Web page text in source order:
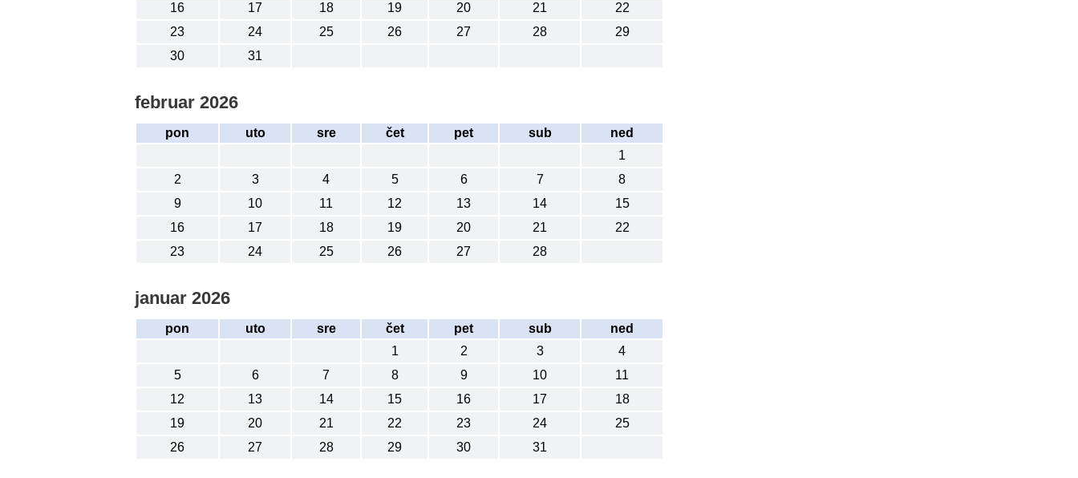
16
17 18 19 20 21
22
23
24 25 26 27 28
29
30
31
februar 2026
pon uto sre čet pet sub
ned
1
2
3 4 5 6 7
8
9
10 11 12 13 14
15
16
17 18 19 20 21
22
23
24 25 26 27 28
januar 2026
pon uto sre čet pet sub
ned
1
2 3
4
5
6 7 8 9 10
11
12
13 14 15 16 17
18
19
20 21 22 23 24
25
26
27 28 29 30 31